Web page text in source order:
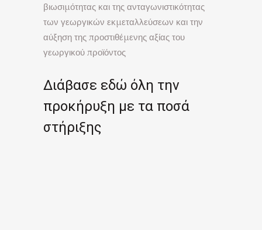
βιωσιμότητας και της ανταγωνιστικότητας
των γεωργικών εκμεταλλεύσεων και την
αύξηση της προστιθέμενης αξίας του
γεωργικού προϊόντος
Διάβασε εδώ όλη την
προκήρυξη με τα ποσά
στήριξης